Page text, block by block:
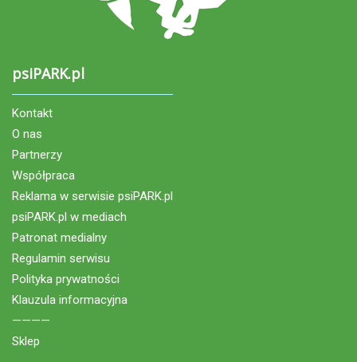
psiPARK.pl
Kontakt
O nas
Partnerzy
Współpraca
Reklama w serwisie psiPARK.pl
psiPARK.pl w mediach
Patronat medialny
Regulamin serwisu
Polityka prywatności
Klauzula informacyjna
————
Sklep